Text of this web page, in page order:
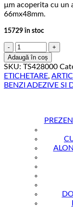
µm acoperita cu un
66mx48mm.
15729 în stoc
Cantitate
BANDA
ADEZIVA
TRANSPARENTA
66M
SINTETIC
Adaugă în coș
SKU: TS428000
ETICHETARE,
BENZI ADEZIVE SI